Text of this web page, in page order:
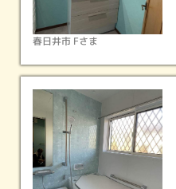
春日井市 Fさま